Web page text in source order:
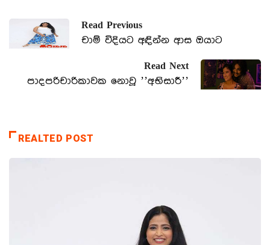
Read Previous
චාම් විදියට අඳින්න ආස ඔයාට
Read Next
පාදපරිචාරිකාවක නොවූ ’’අභිසාරී’’
REALTED POST